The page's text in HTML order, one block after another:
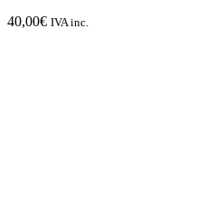
40,00€ IVA inc.